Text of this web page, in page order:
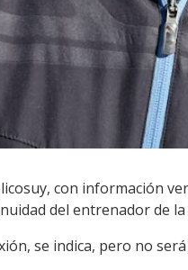
con información
del entrenador de
se indica, pero no será